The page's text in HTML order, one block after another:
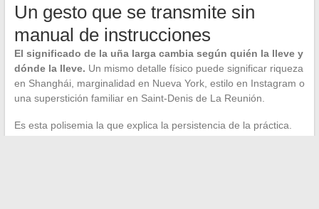
Un gesto que se transmite sin
manual de instrucciones
El significado de la uña larga cambia según quién la lleve y
dónde la lleve. Un mismo detalle físico puede significar riqueza
en Shanghái, marginalidad en Nueva York, estilo en Instagram o
una superstición familiar en Saint-Denis de La Reunión.
Es esta polisemia la que explica la persistencia de la práctica.